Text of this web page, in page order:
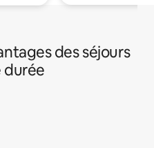
des séjours
durée